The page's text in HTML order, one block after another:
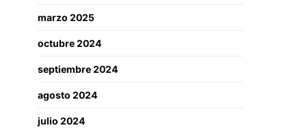
marzo 2025
octubre 2024
septiembre 2024
agosto 2024
julio 2024